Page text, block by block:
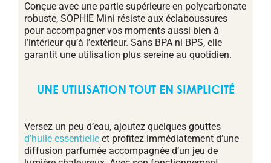
Conçue avec une partie supérieure en polycarbonate
robuste, SOPHIE Mini résiste aux éclaboussures
pour accompagner vos moments aussi bien à
l’intérieur qu’à l’extérieur. Sans BPA ni BPS, elle
garantit une utilisation plus sereine au quotidien.
UNE UTILISATION TOUT EN SIMPLICITÉ
Versez un peu d’eau, ajoutez quelques gouttes
d’huile essentielle et profitez immédiatement d’une
diffusion parfumée accompagnée d’un jeu de